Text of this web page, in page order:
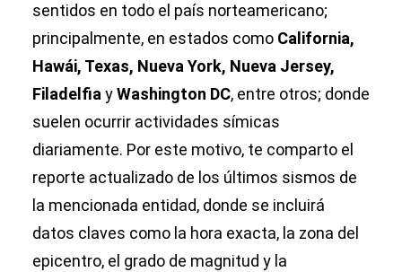
sentidos en todo el país norteamericano;
principalmente, en estados como California,
Hawái, Texas, Nueva York, Nueva Jersey,
FiladelfiayWashington DC, entre otros; donde
suelen ocurrir actividades símicas
diariamente. Por este motivo, te comparto el
reporte actualizado de los últimos sismos de
la mencionada entidad, donde se incluirá
datos claves como la hora exacta, la zona del
epicentro, el grado de magnitud y la